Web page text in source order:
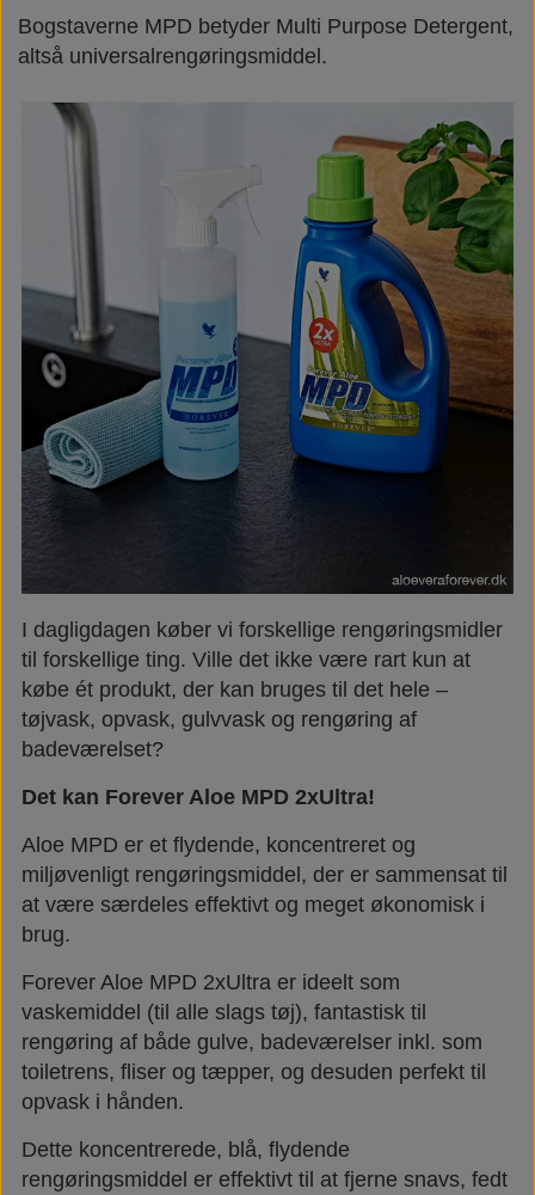
Vind wellness
Næringsstoffer
Solbeskyttelse
FAQ om emballage
FAQ om ingredienser
Bogstaverne MPD betyder Multi Purpose Detergent,
altså universalrengøringsmiddel.
I dagligdagen køber vi forskellige rengøringsmidler
til forskellige ting. Ville det ikke være rart kun at
købe ét produkt, der kan bruges til det hele –
tøjvask, opvask, gulvvask og rengøring af
badeværelset?
Det kan Forever Aloe MPD 2xUltra!
Aloe MPD er et flydende, koncentreret og
miljøvenligt rengøringsmiddel, der er sammensat til
at være særdeles effektivt og meget økonomisk i
brug.
Forever Aloe MPD 2xUltra er ideelt som
vaskemiddel (til alle slags tøj), fantastisk til
rengøring af både gulve, badeværelser inkl. som
toiletrens, fliser og tæpper, og desuden perfekt til
opvask i hånden.
Dette koncentrerede, blå, flydende
rengøringsmiddel er effektivt til at fjerne snavs, fedt